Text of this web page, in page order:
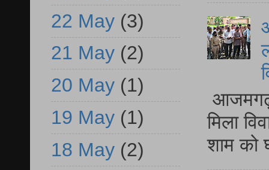
आजमगढ़
मिला
शाम को
22 May (3)
21 May (2)
20 May (1)
19 May (1)
18 May (2)